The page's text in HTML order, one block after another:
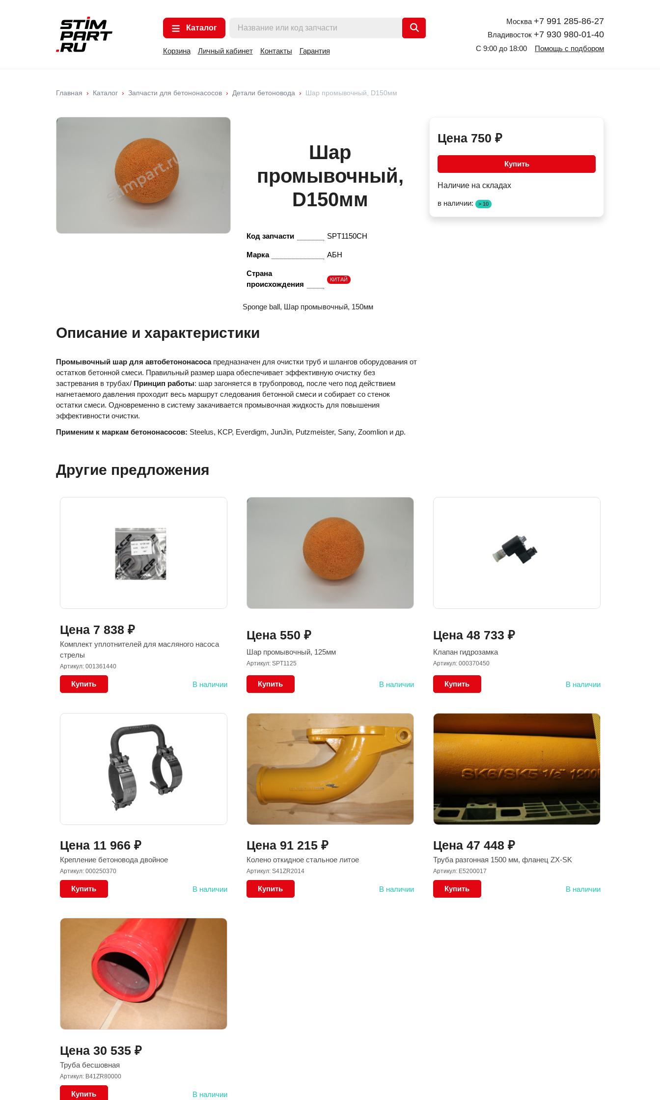
Каталог
Корзина Личный кабинет Контакты Гарантия
Москва +7 991 285-86-27
Владивосток +7 930 980-01-40
С 9:00 до 18:00 Помощь с подбором
Главная Каталог Запчасти для бетононасосов Детали бетоновода Шар промывочный, D150мм
Шар
промывочный,
D150мм
Код запчасти SPT1150CH
Марка АБН
Страна
происхождения
КИТАЙ
Sponge ball, Шар промывочный, 150мм
Цена 750 ₽
Купить
Наличие на складах
в наличии: > 10
Описание и характеристики
Промывочный шар для автобетононасосапредназначен для очистки труб и шлангов оборудования от
остатков бетонной смеси. Правильный размер шара обеспечивает эффективную очистку без
застревания в трубах/ Принцип работы: шар загоняется в трубопровод, после чего под действием
нагнетаемого давления проходит весь маршрут следования бетонной смеси и собирает со стенок
остатки смеси. Одновременно в систему закачивается промывочная жидкость для повышения
эффективности очистки.
Применим к маркам бетононасосов: Steelus, KCP, Everdigm, JunJin, Putzmeister, Sany, Zoomlion и др.
Другие предложения
Цена 7 838 ₽
Комплект уплотнителей для масляного насоса
стрелы
Артикул: 001361440
Купить В наличии
Цена 550 ₽
Шар промывочный, 125мм
Артикул: SPT1125
Купить В наличии
Цена 48 733 ₽
Клапан гидрозамка
Артикул: 000370450
Купить В наличии
Цена 11 966 ₽
Крепление бетоновода двойное
Артикул: 000250370
Купить В наличии
Цена 91 215 ₽
Колено откидное стальное литое
Артикул: S41ZR2014
Купить В наличии
Цена 47 448 ₽
Труба разгонная 1500 мм, фланец ZX-SK
Артикул: E5200017
Купить В наличии
Цена 30 535 ₽
Труба бесшовная
Артикул: B41ZR80000
Купить В наличии